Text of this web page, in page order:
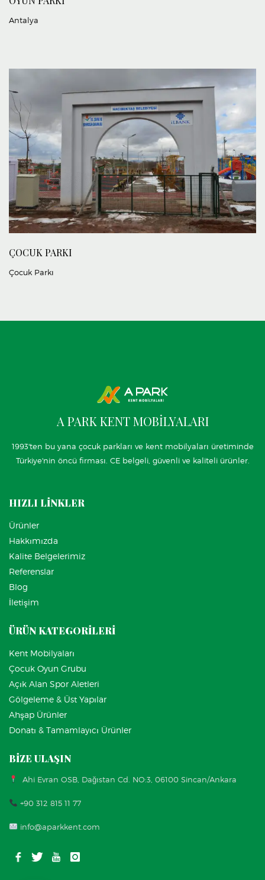
Antalya
ÇOCUK PARKI
Çocuk Parkı
A PARK KENT MOBİLYALARI
1993'ten bu yana çocuk parkları ve kent mobilyaları üretiminde
Türkiye'nin öncü firması. CE belgeli, güvenli ve kaliteli ürünler.
HIZLI LİNKLER
Ürünler
Hakkımızda
Kalite Belgelerimiz
Referenslar
Blog
İletişim
ÜRÜN KATEGORİLERİ
Kent Mobilyaları
Çocuk Oyun Grubu
Açık Alan Spor Aletleri
Gölgeleme & Üst Yapılar
Ahşap Ürünler
Donatı & Tamamlayıcı Ürünler
BİZE ULAŞIN
Ahi Evran OSB, Dağıstan Cd. NO:3, 06100 Sincan/Ankara
+90 312 815 11 77
info@aparkkent.com